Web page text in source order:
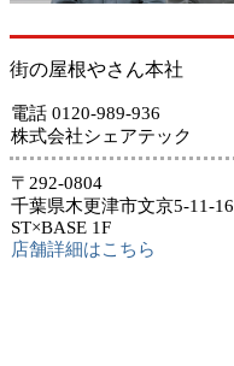
街の屋根やさん本社
電話 0120-989-936
株式会社シェアテック
〒292-0804
千葉県木更津市文京5-11-16
ST×BASE 1F
店舗詳細はこちら